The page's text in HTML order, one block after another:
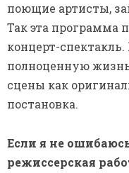
поющие артисты,
Так эта программа
концерт-
полноценную
сцены как
постановка.
Если я не
режиссерская